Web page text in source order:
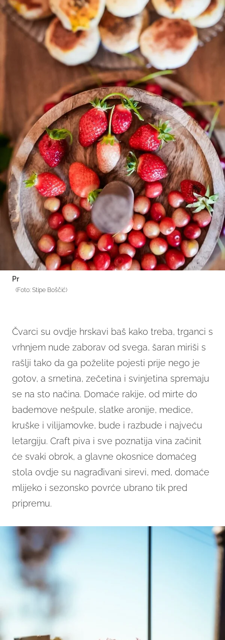
Pr
(Foto: Stipe Boščić)
Čvarci su ovdje hrskavi baš kako treba, trganci s
vrhnjem nude zaborav od svega, šaran miriši s
rašlji tako da ga poželite pojesti prije nego je
gotov, a srnetina, zečetina i svinjetina spremaju
se na sto načina. Domaće rakije, od mirte do
bademove nešpule, slatke aronije, medice,
kruške i vilijamovke, bude i razbude i najveću
letargiju. Craft piva i sve poznatija vina začinit
će svaki obrok, a glavne okosnice domaćeg
stola ovdje su nagrađivani sirevi, med, domaće
mlijeko i sezonsko povrće ubrano tik pred
pripremu.